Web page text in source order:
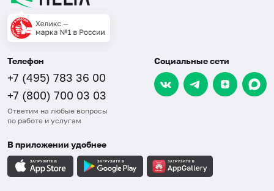
Телефон
+7 (495) 783 36 00
+7 (800) 700 03 03
Ответим на любые вопросы
по работе и услугам
Социальные сети
В приложении удобнее